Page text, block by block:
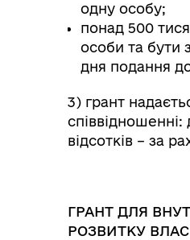
одну особу;
понад 500
особи та бути
дня подання
3) грант
співвідношенні:
відсотків – за
ГРАНТ ДЛЯ
РОЗВИТКУ